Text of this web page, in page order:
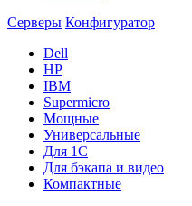
Серверы Конфигуратор
Dell
HP
IBM
Supermicro
Мощные
Универсальные
Для 1С
Для бэкапа и видео
Компактные